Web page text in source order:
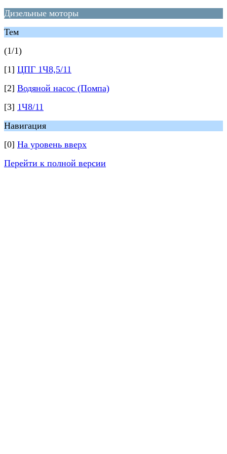
Дизельные моторы
Тем
(1/1)
[1] ЦПГ 1Ч8,5/11
[2] Водяной насос (Помпа)
[3] 1Ч8/11
Навигация
[0] На уровень вверх
Перейти к полной версии